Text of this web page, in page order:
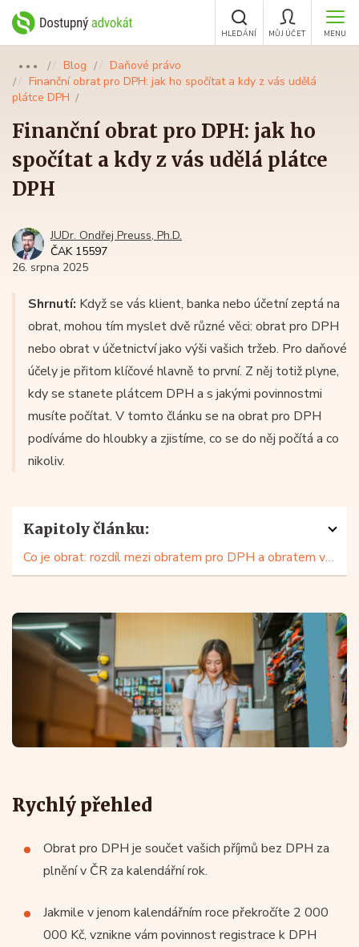
MENU
MŮJ ÚČET
HLEDÁNÍ
●●● Blog
Daňové právo
Finanční obrat pro DPH: jak ho spočítat a kdy z vás udělá
plátce DPH
Finanční obrat pro DPH: jak ho
spočítat a kdy z vás udělá plátce
DPH
JUDr. Ondřej Preuss, Ph.D.
ČAK 15597
26. srpna 2025
Shrnutí: Když se vás klient, banka nebo účetní zeptá na
obrat, mohou tím myslet dvě různé věci: obrat pro DPH
nebo obrat v účetnictví jako výši vašich tržeb. Pro daňové
účely je přitom klíčové hlavně to první. Z něj totiž plyne,
kdy se stanete plátcem DPH a s jakými povinnostmi
musíte počítat. V tomto článku se na obrat pro DPH
podíváme do hloubky a zjistíme, co se do něj počítá a co
nikoliv.
Kapitoly článku:
Co je obrat: rozdíl mezi obratem pro DPH a obratem v účetnictví
Rychlý přehled
Obrat pro DPH je součet vašich příjmů bez DPH za
plnění v ČR za kalendářní rok.
Jakmile v jenom kalendářním roce překročíte 2 000
000 Kč, vznikne vám povinnost registrace k DPH